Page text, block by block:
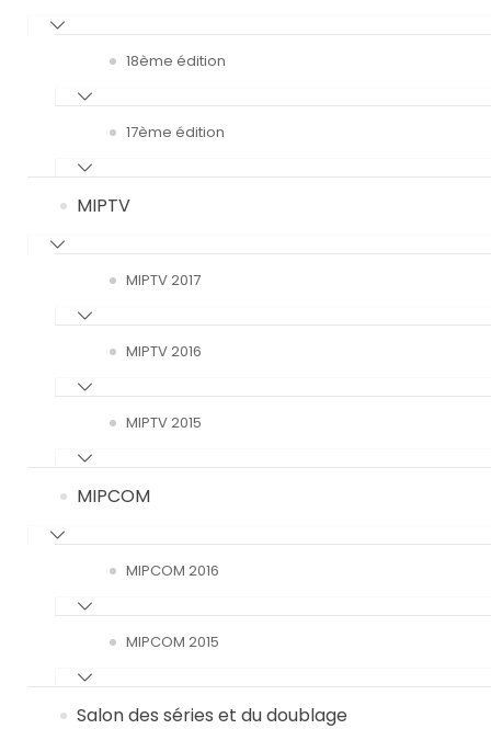
18ème édition
17ème édition
MIPTV
MIPTV 2017
MIPTV 2016
MIPTV 2015
MIPCOM
MIPCOM 2016
MIPCOM 2015
Salon des séries et du doublage